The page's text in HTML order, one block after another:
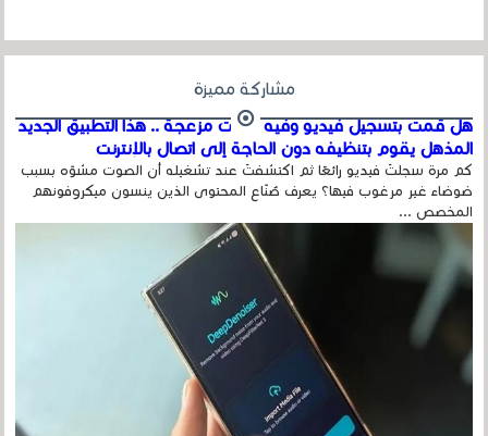
مشاركة مميزة
هل قمت بتسجيل فيديو وفيه أصوت مزعجة .. هذا التطبيق الجديد
المذهل يقوم بتنظيفه دون الحاجة إلى اتصال بالإنترنت
كم مرة سجلتَ فيديو رائعًا ثم اكتشفتَ عند تشغيله أن الصوت مشوّه بسبب
ضوضاء غير مرغوب فيها؟ يعرف صُنّاع المحتوى الذين ينسون ميكروفونهم
المخصص ...